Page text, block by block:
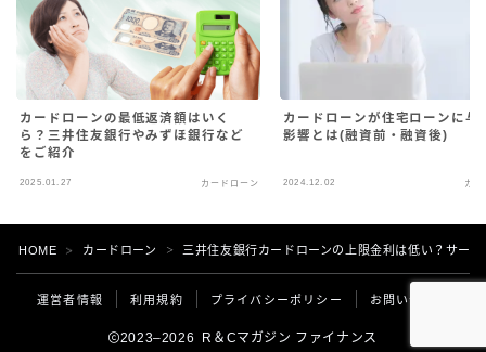
カードローンの最低返済額はいく
ら？三井住友銀行やみずほ銀行など
をご紹介
2025.01.27 カードローン
カードローンが住宅ローンに与
影響とは(融資前・融資後)
2024.12.02 カー
HOME ＞ カードローン ＞ 三井住友銀行カードローンの上限金利は低い？サー
運営者情報 利用規約 プライバシーポリシー お問い合わせ
2023–2026 R＆Cマガジン ファイナンス